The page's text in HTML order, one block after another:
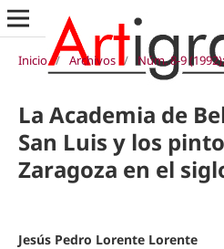
Inicio / Archivos / Núm. 8-9
La Academia de
San Luis y los
Zaragoza en el
Jesús Pedro Lorente Lorente